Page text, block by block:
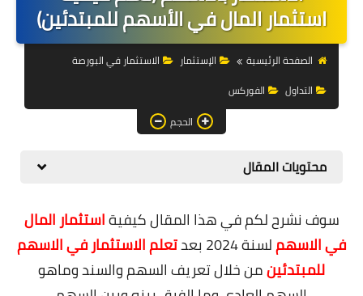
التجارة الالكترونية
التسويق
وظائف
المواقع
زيادة متابعين
استثمار المال في الأسهم للمبتدئين)
الصفحة الرئيسية الإستثمار
الاستثمار في البورصة
التداول
الفوركس
الحجم
محتويات المقال
سوف نشرح لكم في هذا المقال كيفيةاستثمار المال
في الاسهملسنة 2024 بعد
تعلم الاستثمار في الاسهم
للمبتدئينمن خلالتعريف السهم والسند وماهو